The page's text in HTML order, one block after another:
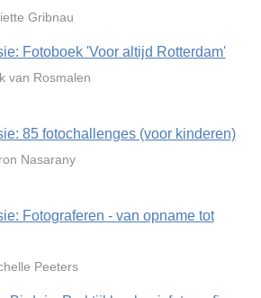
Gribnau
Fotoboek 'Voor altijd Rotterdam'
van Rosmalen
85 fotochallenges (voor kinderen)
Nasarany
Fotograferen - van opname tot
Peeters